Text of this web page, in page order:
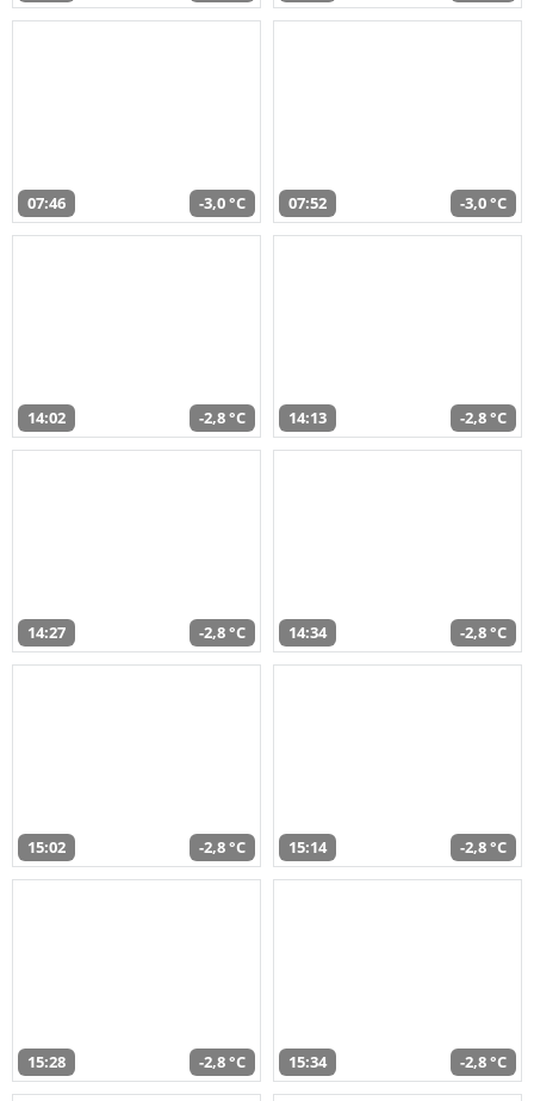
07:46 -3,0 °C 07:52 -3,0 °C
14:02 -2,8 °C 14:13 -2,8 °C
14:27 -2,8 °C 14:34 -2,8 °C
15:02 -2,8 °C 15:14 -2,8 °C
15:28 -2,8 °C 15:34 -2,8 °C